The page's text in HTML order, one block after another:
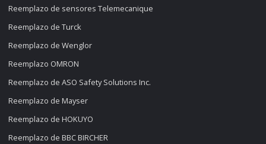
Reemplazo de sensores Telemecanique
Reemplazo de Turck
Reemplazo de Wenglor
Reemplazo OMRON
Reemplazo de ASO Safety Solutions Inc.
Reemplazo de Mayser
Reemplazo de HOKUYO
Reemplazo de BBC BIRCHER